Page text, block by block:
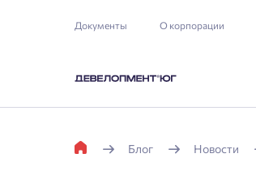
Документы О корпорации
Блог Новости